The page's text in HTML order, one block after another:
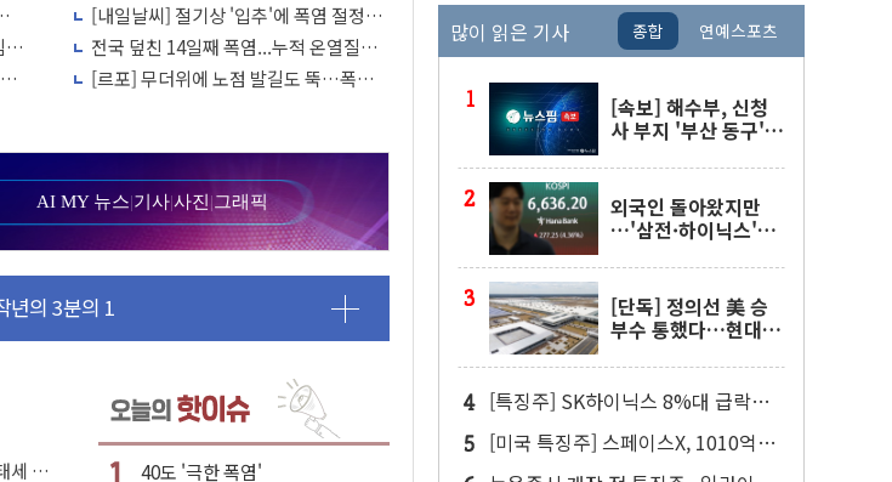
"
[내일날씨] 절기상 '입추'에 폭염 절정…
서울 한낮 39도
전국 덮친 14일째 폭염...누적 온열질환
2441명·사망 21명
[르포] 무더위에 노점 발길도 뚝…폭염
AI MY 뉴스|기사|사진 |그래픽
달
년의 3분의 1
수사도 속도
중"
세 유
40도 '극한 폭염'
많이 읽은 기사 종합 연예스포츠
[속보] 해수부, 신청
사 부지 '부산 동구'
외국인 돌아왔지만
…'삼전·하이닉스'는
[단독] 정의선 美 승
부수 통했다…현대차
동
[특징주] SK하이닉스 8%대 급락…
주주환원·솔리다임 이슈 부각
[미국 특징주] 스페이스X, 1010억달
러 락업 해제 앞두고 주가 압박 가중